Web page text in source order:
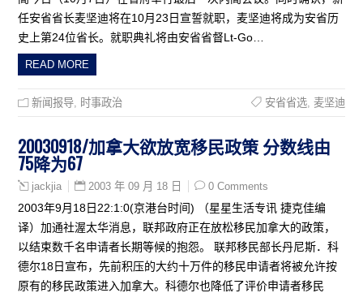
任安省省长麦坚迪将在10月23日宣誓就职，麦坚迪将成为安省历
史上第24位省长。就职典礼将由安省省督Lt-Go…
READ MORE
新闻报导 时事政治 安省省选, 麦坚迪
20030918/加拿大欲放宽移民政策 分数线由
75降为67
jackjia 2003 年 09 月 18 日 0 Comments
2003年9月18日22:1:0(京港台时间) （星星生活专讯 捷克佳编
译）加通社渥太华消息，联邦政府正在放松移民加拿大的政策，
以结束数千名申请者长期等候的抱怨。 联邦移民部长丹尼斯．科
德尔18日宣布，先前积压的大约十万件的移民申请者将被允许按
原有的移民政策进入加拿大。科德尔也降低了评价申请者移民